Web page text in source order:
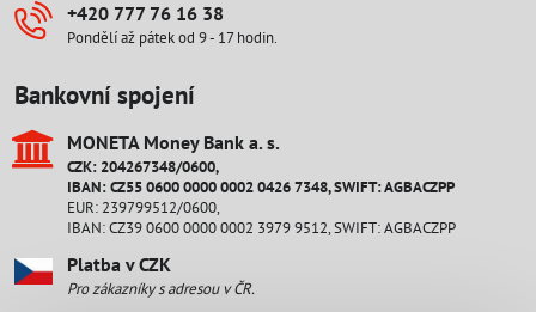
+420 777 76 16 38
Pondělí až pátek od 9 - 17 hodin.
Bankovní spojení
MONETA Money Bank a​. s​.
CZK: 204267348/0600,
IBAN: CZ55 0600 0000 0002 0426 7348, SWIFT: AGBACZPP
EUR: 239799512/0600,
IBAN: CZ39 0600 0000 0002 3979 9512, SWIFT: AGBACZPP
Platba v CZK
Pro zákazníky s adresou v ČR.